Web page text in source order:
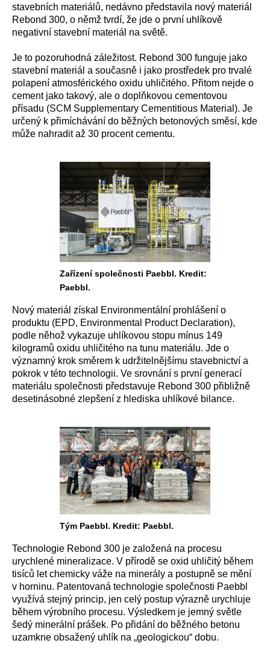
stavebních materiálů, nedávno představila nový materiál
Rebond 300, o němž tvrdí, že jde o první uhlíkově
negativní stavební materiál na světě.
Je to pozoruhodná záležitost. Rebond 300 funguje jako
stavební materiál a současně i jako prostředek pro trvalé
polapení atmosférického oxidu uhličitého. Přitom nejde o
cement jako takový, ale o doplňkovou cementovou
přísadu (SCM Supplementary Cementitious Material). Je
určený k přimíchávání do běžných betonových směsí, kde
může nahradit až 30 procent cementu.
Zařízení společnosti Paebbl. Kredit:
Paebbl.
Nový materiál získal Environmentální prohlášení o
produktu (EPD, Environmental Product Declaration),
podle něhož vykazuje uhlíkovou stopu mínus 149
kilogramů oxidu uhličitého na tunu materiálu. Jde o
významný krok směrem k udržitelnějšímu stavebnictví a
pokrok v této technologii. Ve srovnání s první generací
materiálu společnosti představuje Rebond 300 přibližně
desetinásobné zlepšení z hlediska uhlíkové bilance.
Tým Paebbl. Kredit: Paebbl.
Technologie Rebond 300 je založená na procesu
urychlené mineralizace. V přírodě se oxid uhličitý během
tisíců let chemicky váže na minerály a postupně se mění
v horninu. Patentovaná technologie společnosti Paebbl
využívá stejný princip, jen celý postup výrazně urychluje
během výrobního procesu. Výsledkem je jemný světle
šedý minerální prášek. Po přidání do běžného betonu
uzamkne obsažený uhlík na „geologickou“ dobu.